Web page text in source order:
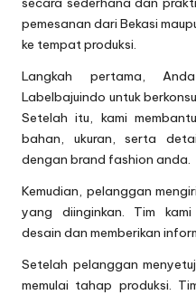
pemesanan dari Bekasi
ke tempat produksi.
Langkah pertama,
Labelbajuindo untuk
Setelah itu, kami
bahan, ukuran, serta
dengan brand fashion anda.
Kemudian, pelanggan
yang diinginkan. Tim kami
desain dan memberikan
Setelah pelanggan
memulai tahap produksi.